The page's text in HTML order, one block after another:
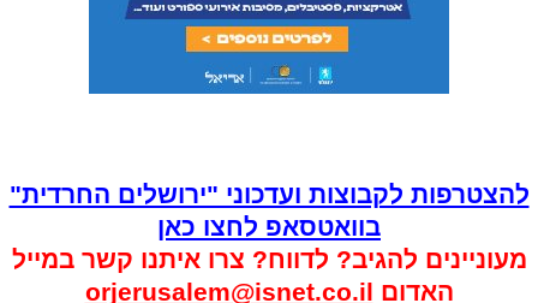
להצטרפות לקבוצות ועדכוני "ירושלים החרדית"
בוואטסאפ לחצו כאן
מעוניינים להגיב? לדווח? צרו איתנו קשר במייל
האדום orjerusalem@isnet.co.il